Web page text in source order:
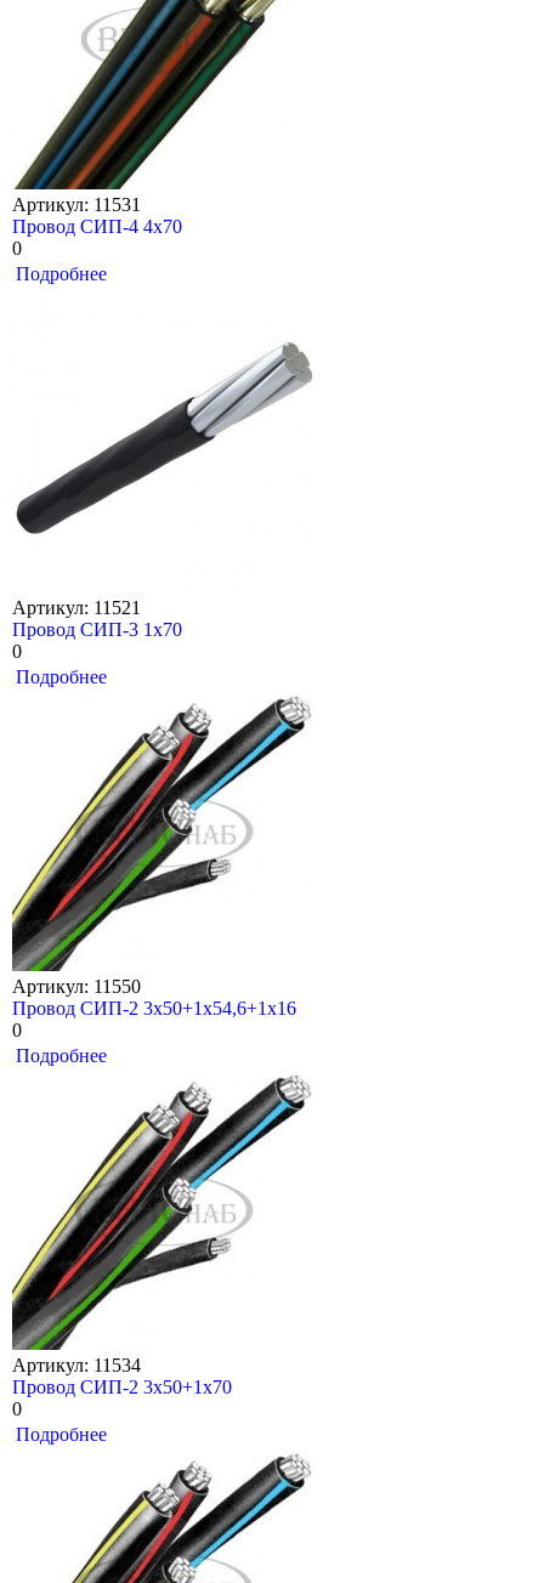
Артикул: 11531
Провод СИП-4 4х70
0
Подробнее
Артикул: 11521
Провод СИП-3 1х70
0
Подробнее
Артикул: 11550
Провод СИП-2 3х50+1х54,6+1х16
0
Подробнее
Артикул: 11534
Провод СИП-2 3х50+1х70
0
Подробнее